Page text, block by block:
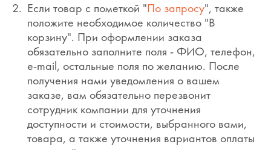
Если товар с пометкой "По запросу", также
положите необходимое количество "В
корзину". При оформлении заказа
обязательно заполните поля - ФИО, телефон,
e-mail, остальные поля по желанию. После
получения нами уведомления о вашем
заказе, вам обязательно перезвонит
сотрудник компании для уточнения
доступности и стоимости, выбранного вами,
товара, а также уточнения вариантов оплаты